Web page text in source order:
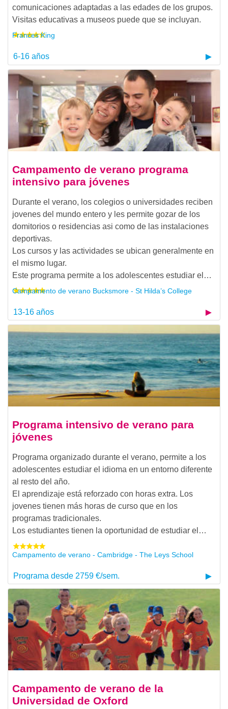
comunicaciones adaptadas a las edades de los grupos.
Visitas educativas a museos puede que se incluyan.
Frances King
6-16 años
Campamento de verano programa
intensivo para jóvenes
Durante el verano, los colegios o universidades reciben
jovenes del mundo entero y les permite gozar de los
domitorios o residencias asi como de las instalaciones
deportivas.
Los cursos y las actividades se ubican generalmente en
el mismo lugar.
Este programa permite a los adolescentes estudiar el…
Campamento de verano Bucksmore - St Hilda’s College
13-16 años
Programa intensivo de verano para
jóvenes
Programa organizado durante el verano, permite a los
adolescentes estudiar el idioma en un entorno diferente
al resto del año.
El aprendizaje está reforzado con horas extra. Los
jovenes tienen más horas de curso que en los
programas tradicionales.
Los estudiantes tienen la oportunidad de estudiar el…
Campamento de verano - Cambridge - The Leys School
Programa desde 2759 €/sem.
Campamento de verano de la
Universidad de Oxford